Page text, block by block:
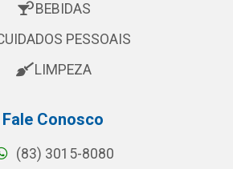
BEBIDAS
PESSOAIS
LIMPEZA
Fale Conosco
(83) 3015-8080